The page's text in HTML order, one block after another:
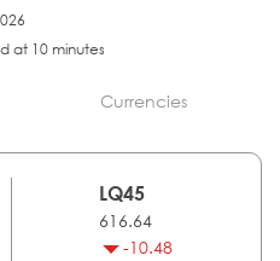
at 10 minutes
Currencies
LQ45
616.64
-10.48